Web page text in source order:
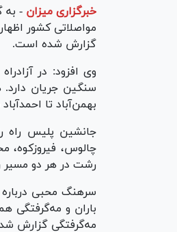
خبرگزاری میزان - به
مواصلاتی کشور
گزارش شده است.
وی افزود: در
سنگین جریان دارد.
بهمن‌آباد تا
جانشین پلیس راه
چالوس، فیروزکوه،
رشت در هر دو مسیر
سرهنگ محبی
باران و مه‌گرفتگی
مه‌گرفتگی گزارش